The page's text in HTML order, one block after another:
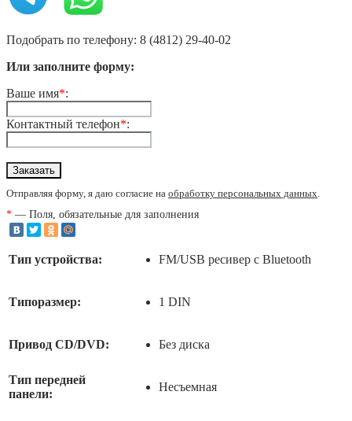
Подобрать по телефону: 8 (4812) 29-40-02
Или заполните форму:
Ваше имя*:
Контактный телефон*:
Отправляя форму, я даю согласие на обработку персональных данных.
* — Поля, обязательные для заполнения
Тип устройства: FM/USB ресивер с Bluetooth
Типоразмер: 1 DIN
Привод CD/DVD: Без диска
Тип передней
панели:
Несъемная